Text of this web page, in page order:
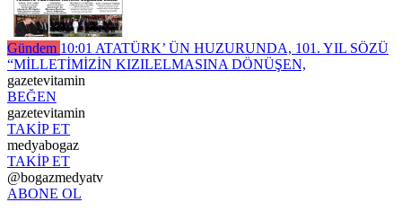
Gündem 10:01 ATATÜRK’ ÜN HUZURUNDA, 101. YIL SÖZÜ
“MİLLETİMİZİN KIZILELMASINA DÖNÜŞEN,
gazetevitamin
BEĞEN
gazetevitamin
TAKİP ET
medyabogaz
TAKİP ET
@bogazmedyatv
ABONE OL